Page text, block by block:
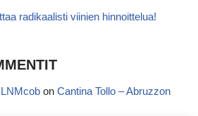
radikaalisti viinien hinnoittelua!
on Cantina Tollo – Abruzzon